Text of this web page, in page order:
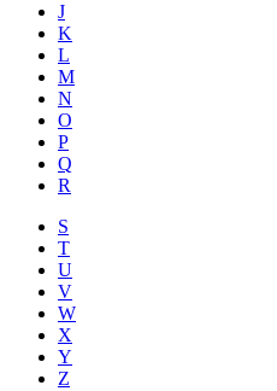
J
K
L
M
N
O
P
Q
R
S
T
U
V
W
X
Y
Z